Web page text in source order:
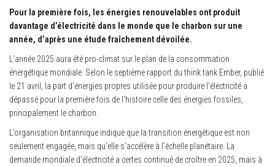
Pour la première fois, les énergies renouvelables ont produit
davantage d’électricité dans le monde que le charbon sur une
année, d’après une étude fraîchement dévoilée.
L’année 2025 aura été pro-climat sur le plan de la consommation
énergétique mondiale. Selon le septième rapport du think tank Ember, publié
le 21 avril, la part d’énergies propres utilisée pour produire l’électricité a
dépassé pour la première fois de l’histoire celle des énergies fossiles,
principalement le charbon.
L’organisation britannique indique que la transition énergétique est non
seulement engagée, mais qu’elle s’accélère à l’échelle planétaire. La
demande mondiale d’électricité a certes continué de croître en 2025, mais à